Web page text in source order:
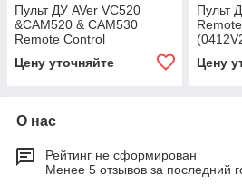
Пульт ДУ AVer VC520
&CAM520 & CAM530
Remote Control
Цену уточняйте
Пульт
Цену
О нас
Рейтинг не сформирован
Менее 5 отзывов за последний